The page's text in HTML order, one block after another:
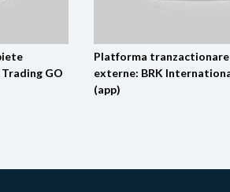
GO
Platforma
externe: BRK
(app)